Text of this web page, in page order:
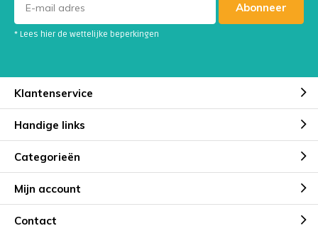
Abonneer
* Lees hier de wettelijke beperkingen
Klantenservice
Handige links
Categorieën
Mijn account
Contact